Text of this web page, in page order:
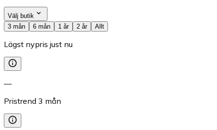
Välj butik
3 mån
6 mån 1 år 2 år Allt
Lägst nypris just nu
—
Pristrend 3 mån